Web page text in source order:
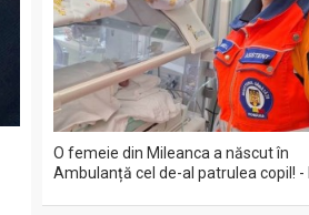
O femeie din Mileanca a născut în
Ambulanță cel de-al patrulea copil! -